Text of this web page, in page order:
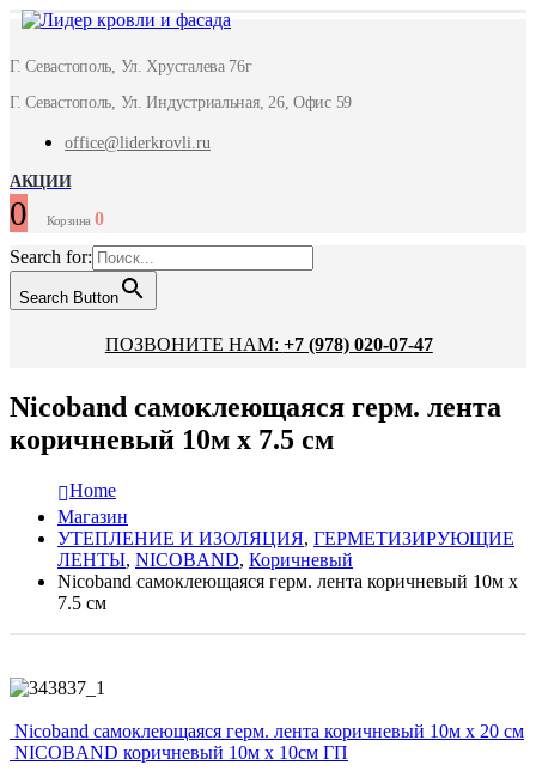
Г. Севастополь, Ул. Хрусталева 76г
Г. Севастополь, Ул. Индустриальная, 26, Офис 59
office@liderkrovli.ru
АКЦИИ
0 Корзина 0
Search for:
Search Button
ПОЗВОНИТЕ НАМ: +7 (978) 020-07-47
Nicoband самоклеющаяся герм. лента
коричневый 10м х 7.5 см
Home
Магазин
УТЕПЛЕНИЕ И ИЗОЛЯЦИЯ, ГЕРМЕТИЗИРУЮЩИЕ
ЛЕНТЫ, NICOBAND, Коричневый
Nicoband самоклеющаяся герм. лента коричневый 10м х
7.5 см
Nicoband самоклеющаяся герм. лента коричневый 10м х 20 см
NICOBAND коричневый 10м х 10см ГП